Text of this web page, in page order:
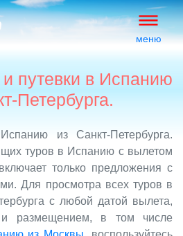
меню
путевки в Испанию
Петербурга.
из Санкт-Петербурга.
туров в Испанию с вылетом
только предложения с
Для просмотра всех туров в
с любой датой вылета,
и размещением, в том числе